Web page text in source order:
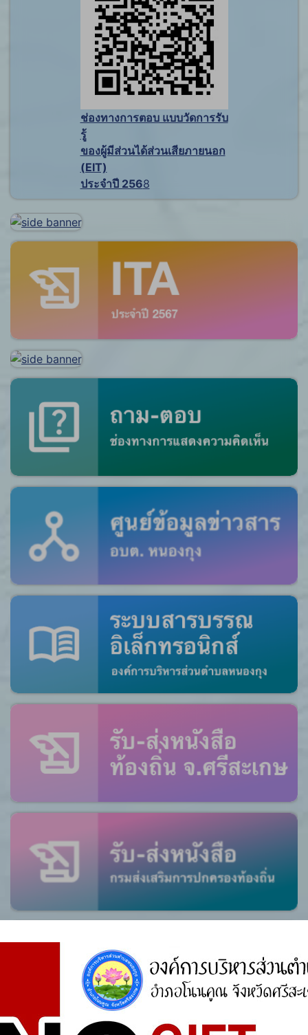
ช่องทางการตอบ แบบวัดการรับ
รู้
ของผู้มีส่วนได้ส่วนเสียภายนอก
(EIT)
ประจำปี 2568